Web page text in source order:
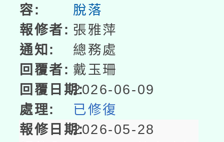
脫落
張雅萍
總務處
戴玉珊
2026-06-09
已修復
2026-05-28